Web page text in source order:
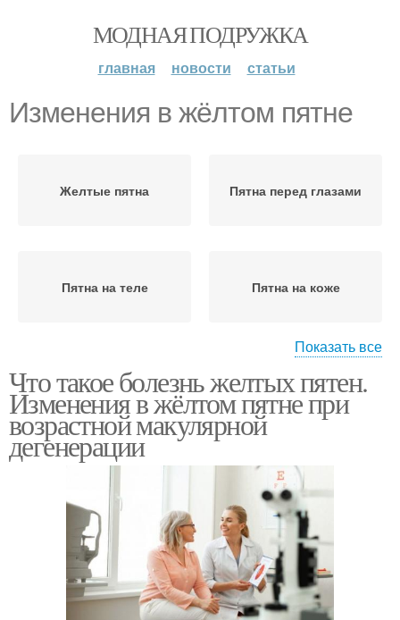
МОДНАЯ ПОДРУЖКА
главная новости статьи
Изменения в жёлтом пятне
Желтые пятна Пятна перед глазами
Пятна на теле Пятна на коже
Желтое пятно Пятно в глазу
Показать все
Что такое болезнь желтых пятен.
Изменения в жёлтом пятне при
возрастной макулярной
дегенерации